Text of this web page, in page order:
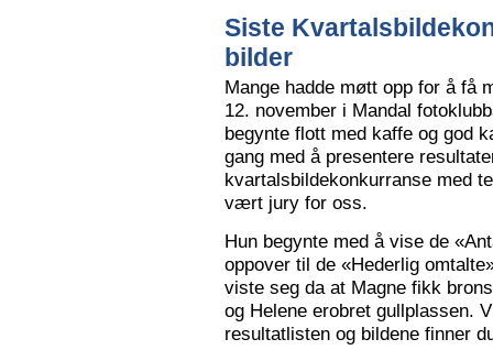
Siste
bilder
Mange hadde møtt opp for å få
12. november i Mandal
begynte flott med kaffe og god
gang med å presentere
kvartalsbildekonkurranse med
vært jury for oss.
Hun begynte med å vise de
oppover til de «Hederlig
viste seg da at Magne fikk
og Helene erobret gullplassen.
resultatlisten og bildene finner